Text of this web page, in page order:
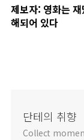
제보자: 영화는
해되어 있다
단테의 취향
Collect